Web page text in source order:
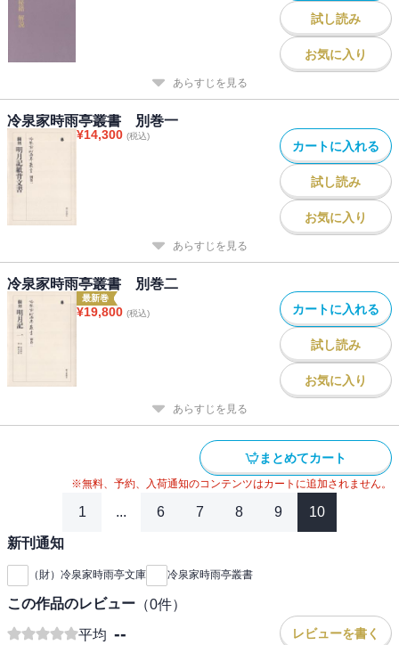
試し読み
お気に入り
あらすじを見る
冷泉家時雨亭叢書 別巻一
¥14,300 (税込)
カートに入れる
試し読み
お気に入り
あらすじを見る
冷泉家時雨亭叢書 別巻二
最新巻
¥19,800 (税込) カートに入れる
試し読み
お気に入り
あらすじを見る
まとめてカート
※無料、予約、入荷通知のコンテンツはカートに追加されません。
1 ... 6 7 8 9 10
新刊通知
（財）冷泉家時雨亭文庫 冷泉家時雨亭叢書
この作品のレビュー （0件）
平均 -- レビューを書く